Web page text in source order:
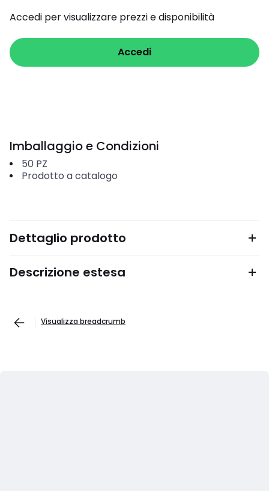
Accedi per visualizzare prezzi e disponibilità
Accedi
Imballaggio e Condizioni
50 PZ
Prodotto a catalogo
Dettaglio prodotto
Descrizione estesa
Visualizza breadcrumb